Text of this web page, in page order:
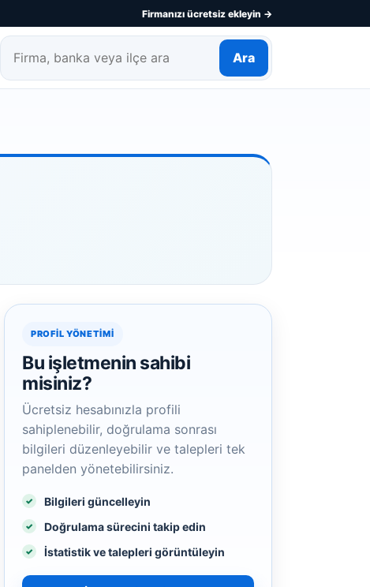
Firmanızı ücretsiz ekleyin →
Firma, banka veya ilçe ara
Ara
PROFIL YÖNETIMI
Bu işletmenin sahibi
misiniz?
Ücretsiz hesabınızla profili
sahiplenebilir, doğrulama sonrası
bilgileri düzenleyebilir ve talepleri tek
panelden yönetebilirsiniz.
Bilgileri güncelleyin
Doğrulama sürecini takip edin
İstatistik ve talepleri görüntüleyin